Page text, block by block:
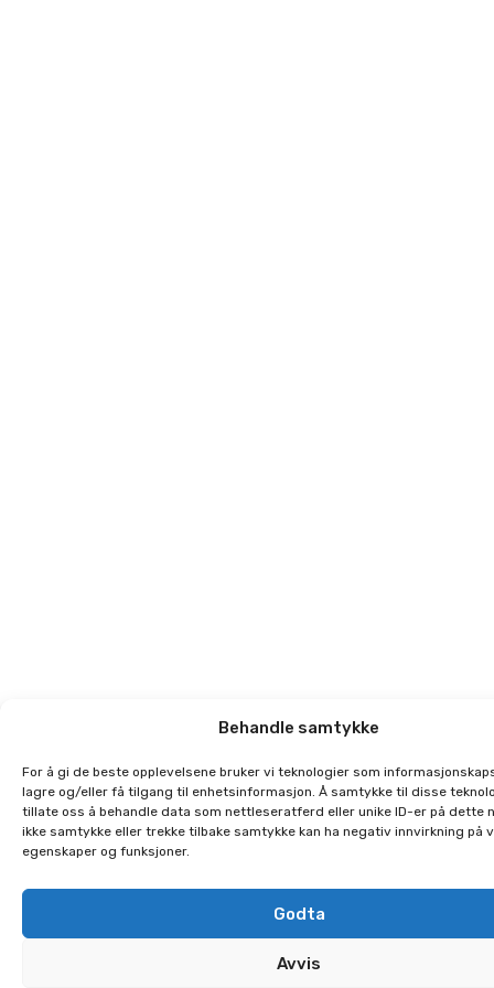
Behandle samtykke
For å gi de beste opplevelsene bruker vi teknologier som
lagre og/eller få tilgang til enhetsinformasjon. Å samtykke til disse
tillate oss å behandle data som nettleseratferd eller unike ID-er på dette
ikke samtykke eller trekke tilbake samtykke kan ha negativ innvirkning på
egenskaper og funksjoner.
Godta
Avvis